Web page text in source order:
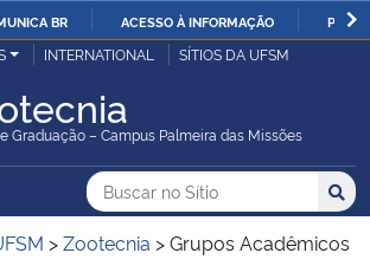
IR
O
BR ACESSO À INFORMAÇÃO
Pública
Exteriores
INTERNATIONAL SÍTIOS DA UFSM
Graduação – Campus Palmeira das Missões
Principal do Sítio
Busca
Buscar no no Sítio
Busca:
>Zootecnia >Grupos Acadêmicos